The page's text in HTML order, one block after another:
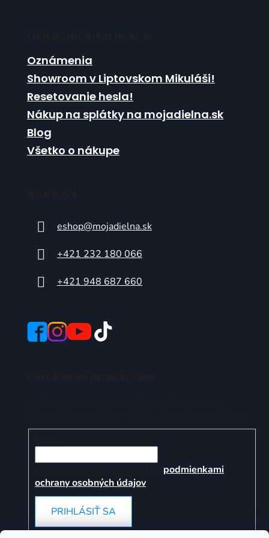
Oznámenia
Showroom v Liptovskom Mikuláši!
Resetovanie hesla!
Nákup na splátky na mojadielna.sk
Blog
Všetko o nákupe
eshop@mojadielna.sk
+421 232 180 066
+421 948 687 660
podmienkami
ochrany osobných údajov
PRIHLÁSIŤ SA